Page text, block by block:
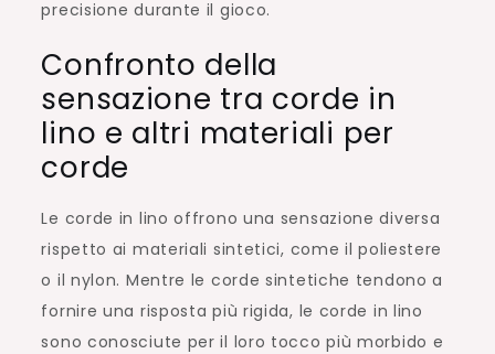
precisione durante il gioco.
Confronto della
sensazione tra corde in
lino e altri materiali per
corde
Le corde in lino offrono una sensazione diversa
rispetto ai materiali sintetici, come il poliestere
o il nylon. Mentre le corde sintetiche tendono a
fornire una risposta più rigida, le corde in lino
sono conosciute per il loro tocco più morbido e